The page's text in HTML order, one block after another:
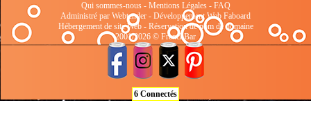
Qui sommes-nous- Mentions Légales- FAQ
Administré par Webtender - Développement Web Faboard
Hébergement de site Web- Réservation de nom de domaine
2001/2026 © FrenchBar
6 Connectés